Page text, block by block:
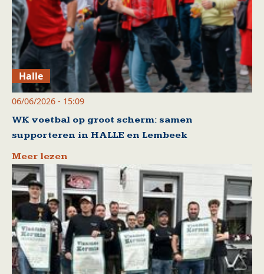
Halle
06/06/2026 - 15:09
WK voetbal op groot scherm: samen
supporteren in HALLE en Lembeek
Meer lezen